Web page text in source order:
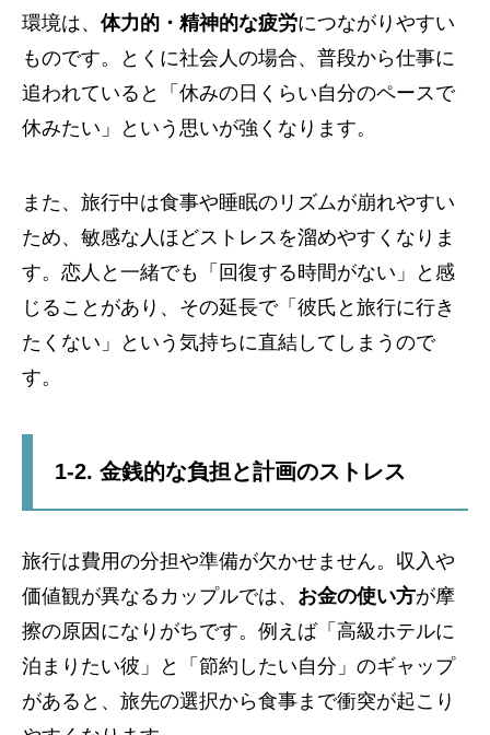
環境は、 体力的・精神的な疲労につながりやすい
ものです。とくに社会人の場合、普段から仕事に
追われていると「休みの日くらい自分のペースで
休みたい」という思いが強くなります。
また、旅行中は食事や睡眠のリズムが崩れやすい
ため、敏感な人ほどストレスを溜めやすくなりま
す。恋人と一緒でも「回復する時間がない」と感
じることがあり、その延長で「彼氏と旅行に行き
たくない」という気持ちに直結してしまうので
す。
1-2. 金銭的な負担と計画のストレス
旅行は費用の分担や準備が欠かせません。収入や
価値観が異なるカップルでは、 お金の使い方が摩
擦の原因になりがちです。例えば「高級ホテルに
泊まりたい彼」と「節約したい自分」のギャップ
があると、旅先の選択から食事まで衝突が起こり